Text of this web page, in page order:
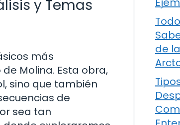
y Temas
más
Molina. Esta obra,
sino que también
de
sea tan
de